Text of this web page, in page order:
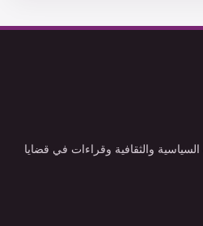
والثقافية وقراءات في قضايا